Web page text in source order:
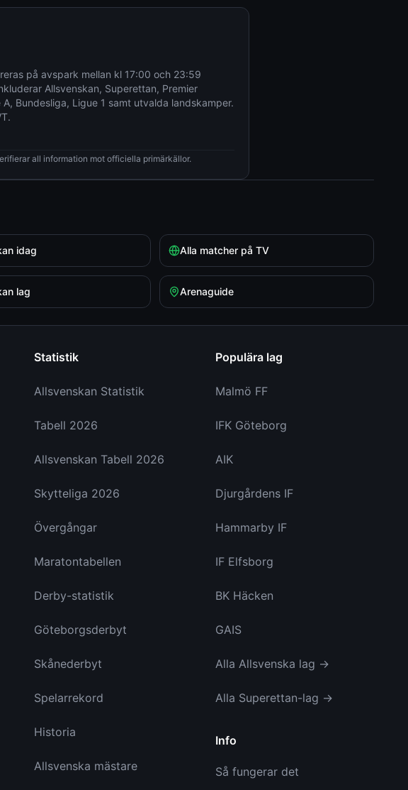
på avspark mellan kl 17:00 och 23:59
Allsvenskan, Superettan, Premier
Bundesliga, Ligue 1 samt utvalda landskamper.
all information mot officiella primärkällor.
idag Alla matcher på TV
lag Arenaguide
Statistik
Allsvenskan Statistik
Tabell 2026
Allsvenskan Tabell 2026
Skytteliga 2026
Övergångar
Maratontabellen
Derby-statistik
Göteborgsderbyt
Skånederbyt
Spelarrekord
Historia
Allsvenska mästare
Populära lag
Malmö FF
IFK Göteborg
AIK
Djurgårdens IF
Hammarby IF
IF Elfsborg
BK Häcken
GAIS
Alla Allsvenska lag →
Alla Superettan-lag →
Info
Så fungerar det